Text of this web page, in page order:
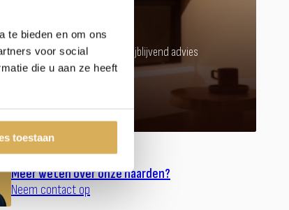
te bieden en om ons
voor social
die u aan ze heeft
toestaan
in onze showroom voor vrijblijvend advies
Meer weten over onze haarden?
Neem contact op